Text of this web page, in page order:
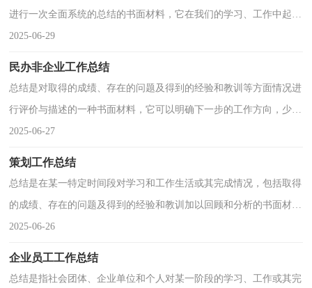
进行一次全面系统的总结的书面材料，它在我们的学习、工作中起到
呈上启下的作用，不如立即行动起来写一份总结吧。那么如何把总结
2025-06-29
民办非企业工作总结
总结是对取得的成绩、存在的问题及得到的经验和教训等方面情况进
行评价与描述的一种书面材料，它可以明确下一步的工作方向，少走
弯路，少犯错误，提高工作效益，不如静下心来好好写写总结吧。总
2025-06-27
策划工作总结
总结是在某一特定时间段对学习和工作生活或其完成情况，包括取得
的成绩、存在的问题及得到的经验和教训加以回顾和分析的书面材
料，它可以给我们下一阶段的学习和工作生活做指导，让我们抽出时
2025-06-26
企业员工工作总结
总结是指社会团体、企业单位和个人对某一阶段的学习、工作或其完